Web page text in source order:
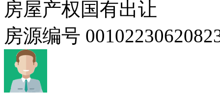
房屋产权 国有出让
房源编号